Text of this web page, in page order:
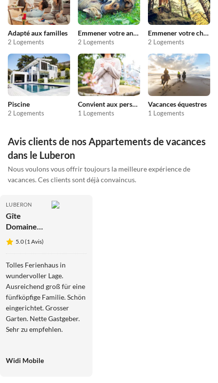
Adapté aux familles
2 Logements
Emmener votre animal en vacances
2 Logements
Emmener votre chien en vacances
2 Logements
Piscine
2 Logements
Convient aux personnes allergiques
1 Logements
Vacances équestres
1 Logements
Avis clients de nos Appartements de vacances
dans le Luberon
Nous voulons vous offrir toujours la meilleure expérience de
vacances. Ces clients sont déjà convaincus.
LUBERON
Gîte
Domaine
de la
Santonne
5.0 (1 Avis)
Tolles Ferienhaus in
wundervoller Lage.
Ausreichend groß für eine
fünfköpfige Familie. Schön
eingerichtet. Grosser
Garten. Nette Gastgeber.
Sehr zu empfehlen.
Widi Mobile